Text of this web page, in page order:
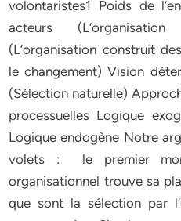
volontaristes1 Poids de
acteurs
(L‘organisation construit
le changement) Vision
(Sélection naturelle)
processuelles Logique
Logique endogène Notre
volets : le premier
organisationnel trouve sa
que sont la sélection par